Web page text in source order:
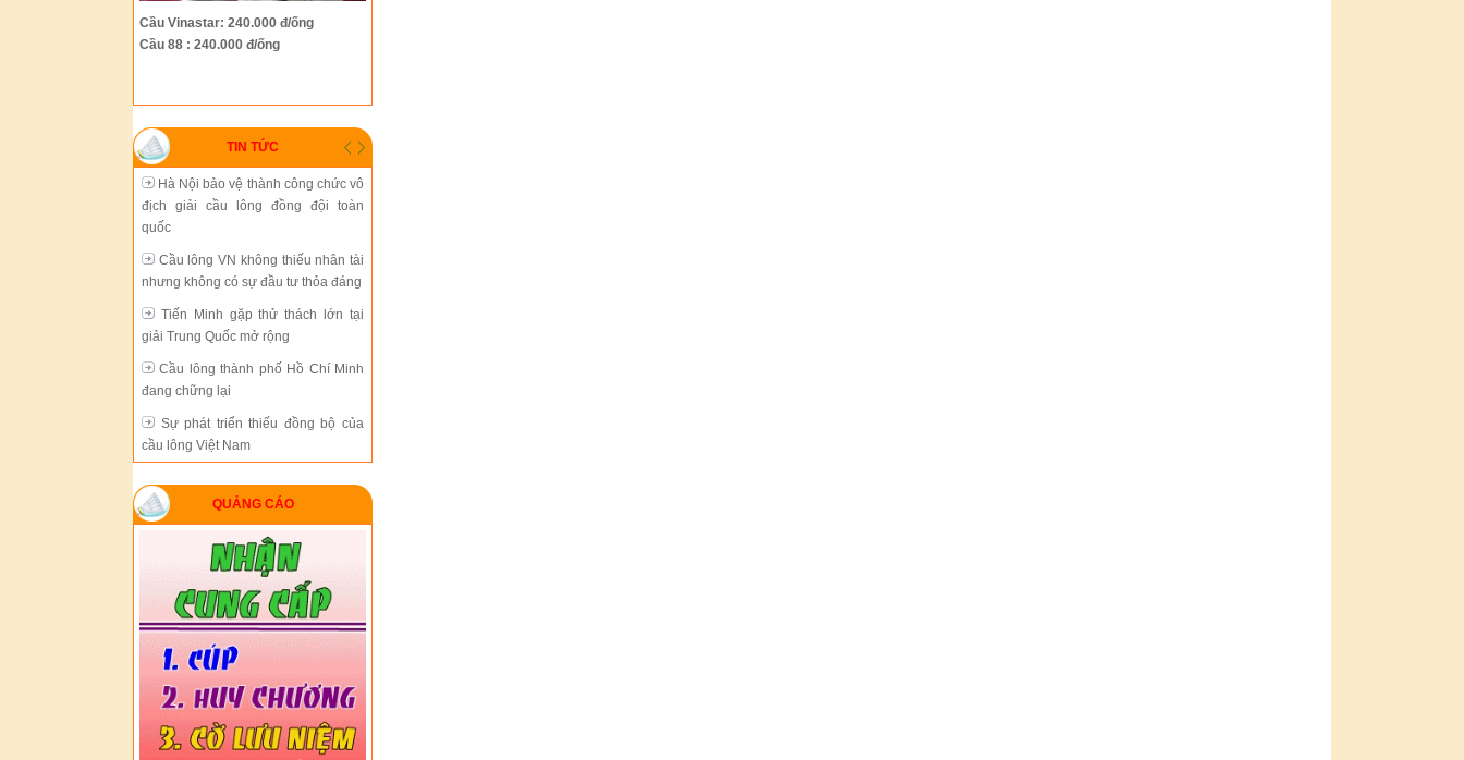
Cầu Vinastar: 240.000 đ/ống
Cầu 88 : 240.000 đ/ống
TIN TỨC
Tiến Minh gặp thử thách lớn tại
giải Trung Quốc mở rộng
Sự phát triển thiếu đồng bộ của
cầu lông Việt Nam
Hà Nội bảo vệ thành công chức vô
địch giải cầu lông đồng đội toàn
quốc
Cầu lông VN không thiếu nhân tài
nhưng không có sự đầu tư thỏa đáng
Tiến Minh gặp thử thách lớn tại
giải Trung Quốc mở rộng
Cầu lông thành phố Hồ Chí Minh
đang chững lại
Sự phát triển thiếu đồng bộ của
cầu lông Việt Nam
địch giải cầu lông đồng đội toàn
quốc
Cầu lông VN không thiếu nhân tài
nhưng không có sự đầu tư thỏa đáng
Tiến Minh gặp thử thách lớn tại
giải Trung Quốc mở rộng
Cầu lông thành phố Hồ Chí Minh
đang chững lại
Sự phát triển thiếu đồng bộ của
cầu lông Việt Nam
QUẢNG CÁO